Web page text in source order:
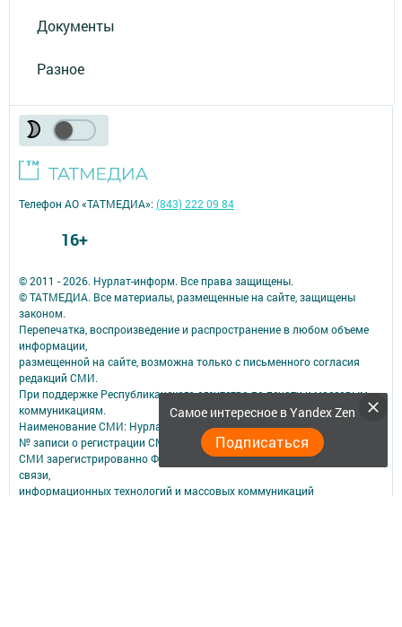
Документы
Разное
Самое интересное в Yandex Zen
Подписаться
© 2011 - 2026. Нурлат-⁠информ. Все права защищены.
© ТАТМЕДИА. Все материалы, размещенные на сайте, защищены
законом.
Перепечатка, воспроизведение и распространение в любом объеме
информации,
размещенной на сайте, возможна только с письменного согласия
редакций СМИ.
При поддержке Республиканского агентства по печати и массовым
коммуникациям.
Наименование СМИ: Нурлат-⁠информ
№ записи о регистрации СМИ, дата: ЭЛ № ФС 77 -⁠ 73782 от 05.10.2018
СМИ зарегистрированно Федеральной службой по надзору в сфере
связи,
информационных технологий и массовых коммуникаций
Телефон АО «ТАТМЕДИА»:(843) 222 09 84
16+